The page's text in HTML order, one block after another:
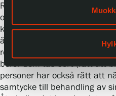
Registrerade personer har
om dem som har sparats i
korrigering av sådana
är felaktiga, ospecifika eller
registrerade personer rätt att
berör dem tas bort (rätt att
personer har också rätt att
samtycke till behandling av